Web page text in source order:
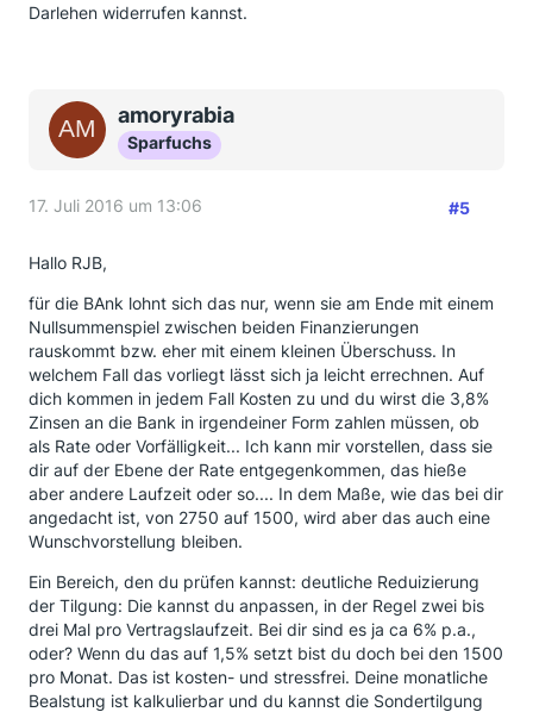
Darlehen widerrufen kannst.
amoryrabia
Sparfuchs
17. Juli 2016 um 13:06 #5
Hallo RJB,
für die BAnk lohnt sich das nur, wenn sie am Ende mit einem
Nullsummenspiel zwischen beiden Finanzierungen
rauskommt bzw. eher mit einem kleinen Überschuss. In
welchem Fall das vorliegt lässt sich ja leicht errechnen. Auf
dich kommen in jedem Fall Kosten zu und du wirst die 3,8%
Zinsen an die Bank in irgendeiner Form zahlen müssen, ob
als Rate oder Vorfälligkeit... Ich kann mir vorstellen, dass sie
dir auf der Ebene der Rate entgegenkommen, das hieße
aber andere Laufzeit oder so.... In dem Maße, wie das bei dir
angedacht ist, von 2750 auf 1500, wird aber das auch eine
Wunschvorstellung bleiben.
Ein Bereich, den du prüfen kannst: deutliche Reduizierung
der Tilgung: Die kannst du anpassen, in der Regel zwei bis
drei Mal pro Vertragslaufzeit. Bei dir sind es ja ca 6% p.a.,
oder? Wenn du das auf 1,5% setzt bist du doch bei den 1500
pro Monat. Das ist kosten- und stressfrei. Deine monatliche
Bealstung ist kalkulierbar und du kannst die Sondertilgung